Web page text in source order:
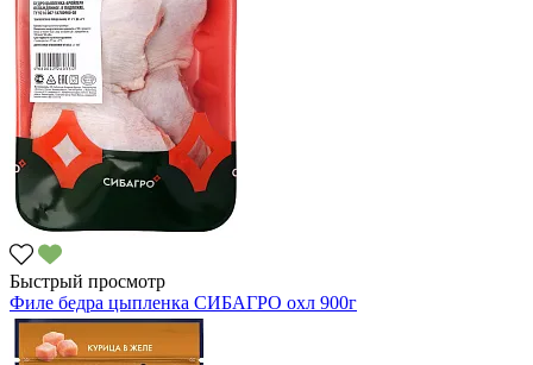
Быстрый просмотр
Филе бедра цыпленка СИБАГРО охл 900г